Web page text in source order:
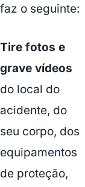
faz o seguinte:
Tire fotos e
grave vídeos
do local do
acidente, do
seu corpo, dos
equipamentos
de proteção,